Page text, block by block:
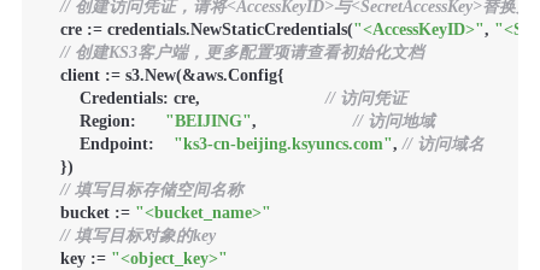
// 创建访问凭证，请将<AccessKeyID>与<SecretAccessKey>替换为
    cre := credentials.NewStaticCredentials(
"<AccessKeyID>",
// 创建KS3客户端，更多配置项请查看初始化文档
    client := s3.New(&aws.Config{
        Credentials: cre,
// 访问凭证
        Region:
"BEIJING", // 访问地域
        Endpoint:
"ks3-cn-beijing.ksyuncs.com", // 访问域名
    })
// 填写目标存储空间名称
    bucket :=
"<bucket_name>"
// 填写目标对象的key
    key :=
"<object_key>"